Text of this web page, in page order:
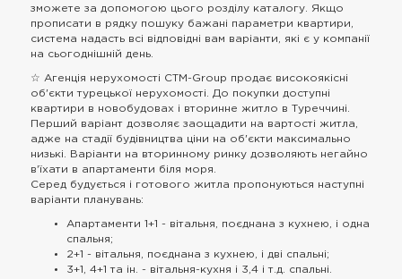
зможете за допомогою цього розділу каталогу. Якщо
прописати в рядку пошуку бажані параметри квартири,
система надасть всі відповідні вам варіанти, які є у компанії
на сьогоднішній день.
☆ Агенція нерухомості CTM-Group продає високоякісні
об'єкти турецької нерухомості. До покупки доступні
квартири в новобудовах і вторинне житло в Туреччині.
Перший варіант дозволяє заощадити на вартості житла,
адже на стадії будівництва ціни на об'єкти максимально
низькі. Варіанти на вторинному ринку дозволяють негайно
в'їхати в апартаменти біля моря.
Серед будується і готового житла пропонуються наступні
варіанти планувань:
Апартаменти 1+1 - вітальня, поєднана з кухнею, і одна
спальня;
2+1 - вітальня, поєднана з кухнею, і дві спальні;
3+1, 4+1 та ін. - вітальня-кухня і 3,4 і т.д. спальні.